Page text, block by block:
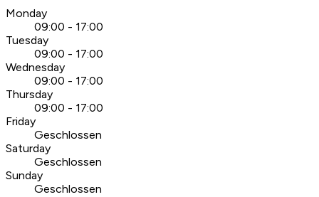
Monday
09:00 - 17:00
Tuesday
09:00 - 17:00
Wednesday
09:00 - 17:00
Thursday
09:00 - 17:00
Friday
Geschlossen
Saturday
Geschlossen
Sunday
Geschlossen